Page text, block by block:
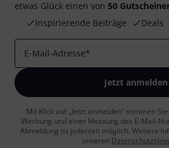
etwas Glück einen von 50
Inspirierende Beiträge
Deals
E-Mail-Adresse*
Jetzt anmelden
Mit Klick auf „Jetzt anmelden“ stimmen
Werbung und einer Messung des E-Mail-
Abmeldung ist jederzeit möglich. Weitere
unseren